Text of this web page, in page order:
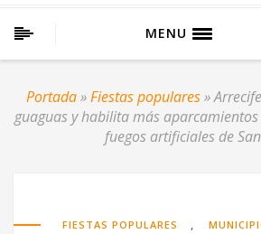
MENU
Portada»Fiestas populares»
guaguas y habilita más
fuegos artificiales de
FIESTAS POPULARES ,